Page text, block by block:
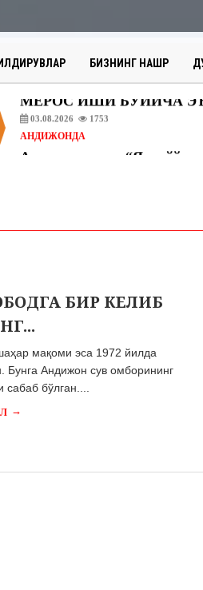
БИЗНИНГ НАШР
27.07.2026 2241
МЕРОС ИШИ БЎЙИЧА
АНДИЖОНДА
МЕРОС ИШИ БЎЙИЧА
03.08.2026
БИР КЕЛИБ
мақоми эса 1972 йилда
Бунга Андижон сув омборининг
сабаб бўлган....
→